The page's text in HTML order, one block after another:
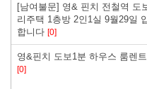
[남여불문] 영& 핀치 전철역 도
리주택 1층방 2인1실 9월29일
합니다 [0]
영&핀치 도보1분 하우스 룸렌
[0]